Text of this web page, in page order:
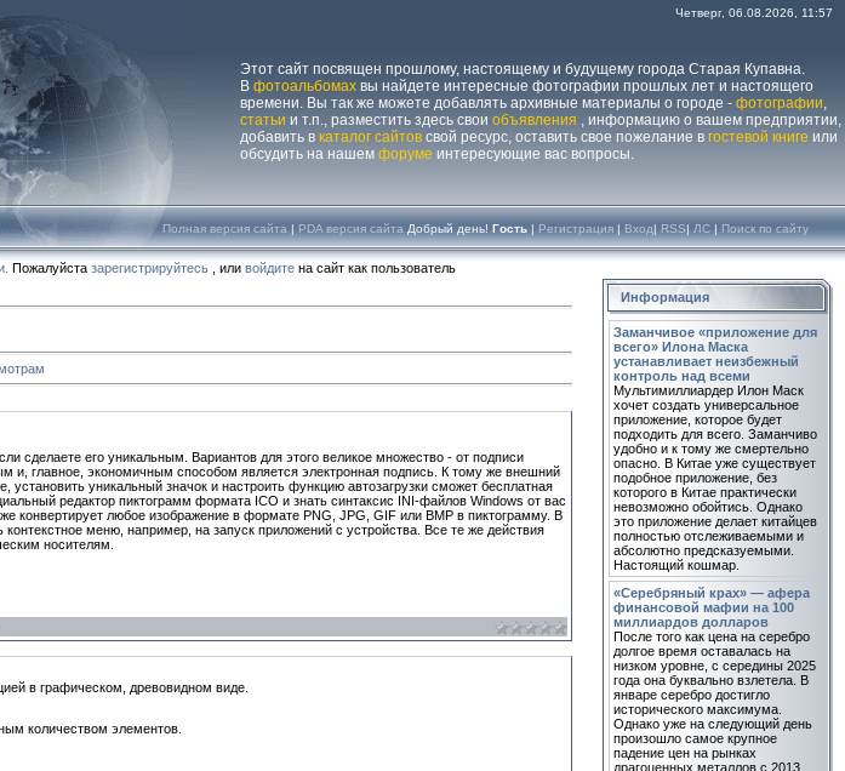
Этот сайт посвящен прошлому, настоящему и будущему города Старая Купавна.
В фотоальбомах вы найдете интересные фотографии прошлых лет и настоящего
времени. Вы так же можете добавлять архивные материалы о городе - фотографии,
статьи и т.п., разместить здесь свои объявления , информацию о вашем предприятии,
добавить в каталог сайтов свой ресурс, оставить свое пожелание в гостевой книге или
обсудить на нашем форуме интересующие вас вопросы.
Четверг, 06.08.2026, 11:57
Полная версия сайта | PDA версия сайта Добрый день! Гость | Регистрация | Вход| RSS| ЛС | Поиск по сайту
Пожалуйста зарегистрируйтесь, или войдитена сайт как пользователь
сделаете его уникальным. Вариантов для этого великое множество - от подписи
и, главное, экономичным способом является электронная подпись. К тому же внешний
уникальный значок и настроить функцию автозагрузки сможет бесплатная
редактор пиктограмм формата ICO и знать синтаксис INI-файлов Windows от вас
конвертирует любое изображение в формате PNG, JPG, GIF или BMP в пиктограмму. В
меню, например, на запуск приложений с устройства. Все те же действия
носителям.
в графическом, древовидном виде.
количеством элементов.
Информация
Заманчивое «приложение для
всего» Илона Маска
устанавливает неизбежный
контроль над всеми
Мультимиллиардер Илон Маск
хочет создать универсальное
приложение, которое будет
подходить для всего. Заманчиво
удобно и к тому же смертельно
опасно. В Китае уже существует
подобное приложение, без
которого в Китае практически
невозможно обойтись. Однако
это приложение делает китайцев
полностью отслеживаемыми и
абсолютно предсказуемыми.
Настоящий кошмар.
«Серебряный крах» — афера
финансовой мафии на 100
миллиардов долларов
После того как цена на серебро
долгое время оставалась на
низком уровне, с середины 2025
года она буквально взлетела. В
январе серебро достигло
исторического максимума.
Однако уже на следующий день
произошло самое крупное
падение цен на рынках
драгоценных металлов с 2013